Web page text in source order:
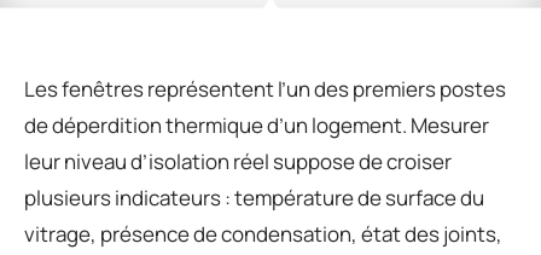
Les fenêtres représentent l’un des premiers postes
de déperdition thermique d’un logement. Mesurer
leur niveau d’isolation réel suppose de croiser
plusieurs indicateurs : température de surface du
vitrage, présence de condensation, état des joints,